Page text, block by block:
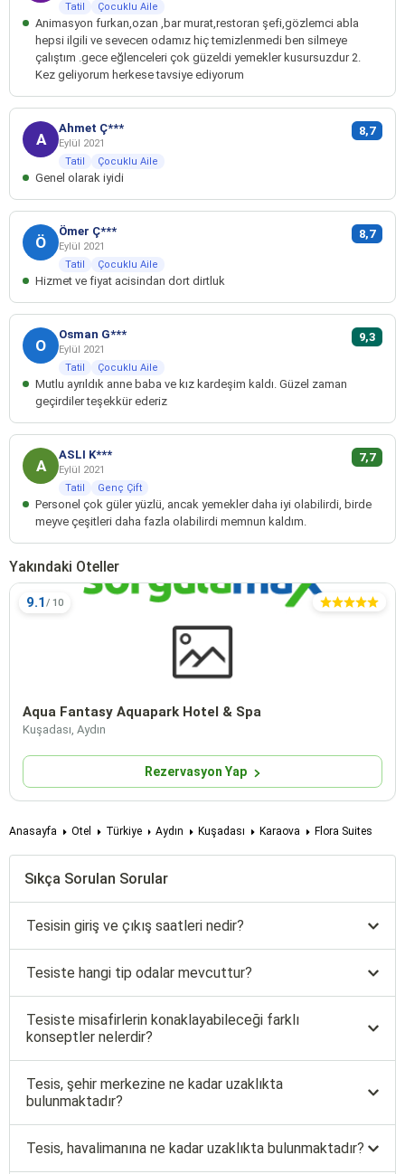
Tatil
Çocuklu Aile
Animasyon furkan,ozan ,bar murat,restoran şefi,gözlemci abla
hepsi ilgili ve sevecen odamız hiç temizlenmedi ben silmeye
çalıştım .gece eğlenceleri çok güzeldi yemekler kusursuzdur 2.
Kez geliyorum herkese tavsiye ediyorum
A
Ahmet Ç***
Eylül 2021
Tatil
Çocuklu Aile
8,7
Genel olarak iyidi
Ö
Ömer Ç***
Eylül 2021
Tatil
Çocuklu Aile
8,7
Hizmet ve fiyat acisindan dort dirtluk
O
Osman G***
Eylül 2021
Tatil
Çocuklu Aile
9,3
Mutlu ayrıldık anne baba ve kız kardeşim kaldı. Güzel zaman
geçirdiler teşekkür ederiz
A
ASLI K***
Eylül 2021
Tatil
Genç Çift
7,7
Personel çok güler yüzlü, ancak yemekler daha iyi olabilirdi, birde
meyve çeşitleri daha fazla olabilirdi memnun kaldım.
Yakındaki Oteller
9.1
Aqua Fantasy Aquapark Hotel & Spa
Kuşadası, Aydın
Rezervasyon Yap
Anasayfa Otel Türkiye Aydın Kuşadası Karaova Flora Suites
Sıkça Sorulan Sorular
Tesisin giriş ve çıkış saatleri nedir?
Tesiste hangi tip odalar mevcuttur?
Tesiste misafirlerin konaklayabileceği farklı
konseptler nelerdir?
Tesis, şehir merkezine ne kadar uzaklıkta
bulunmaktadır?
Tesis, havalimanına ne kadar uzaklıkta bulunmaktadır?